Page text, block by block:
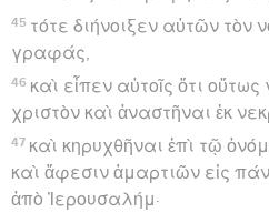
45 τότε διήνοιξεν αὐτῶν τὸν
γραφάς,
46 καὶ εἶπεν αὐτοῖς ὅτι
χριστὸν καὶ ἀναστῆναι ἐκ
47 καὶ κηρυχθῆναι ἐπὶ τῷ
καὶ ἄφεσιν ἁμαρτιῶν εἰς
ἀπὸ Ἰερουσαλήμ·